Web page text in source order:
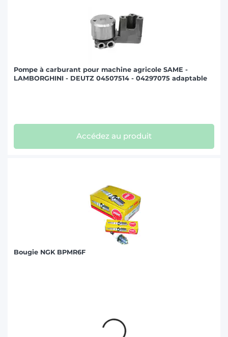
Pompe à carburant pour machine agricole SAME -
LAMBORGHINI - DEUTZ 04507514 - 04297075 adaptable
Accédez au produit
Bougie NGK BPMR6F
Accédez au produit